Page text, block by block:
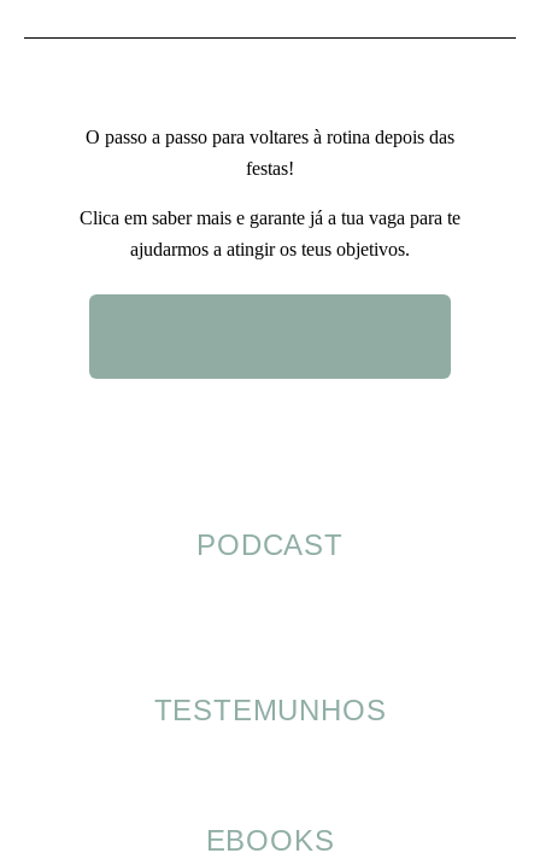
O passo a passo para voltares à rotina depois das
festas!
Clica em saber mais e garante já a tua vaga para te
ajudarmos a atingir os teus objetivos.
PODCAST
TESTEMUNHOS
EBOOKS